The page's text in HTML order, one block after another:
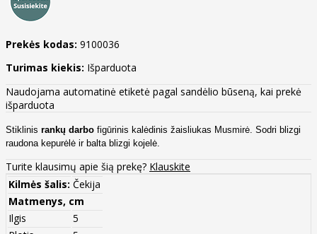
Prekės kodas: 9100036
Turimas kiekis: Išparduota
Naudojama automatinė etiketė pagal sandėlio būseną, kai prekė
išparduota
Stiklinis rankų darbo figūrinis kalėdinis žaisliukas Musmirė. Sodri blizgi
raudona kepurėlė ir balta blizgi kojelė.
Turite klausimų apie šią prekę? Klauskite
Kilmės šalis: Čekija
Matmenys, cm
Ilgis
5